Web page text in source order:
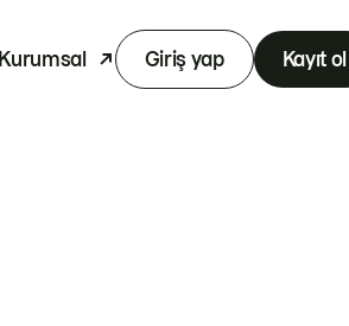
Kurumsal Giriş yap Kayıt ol